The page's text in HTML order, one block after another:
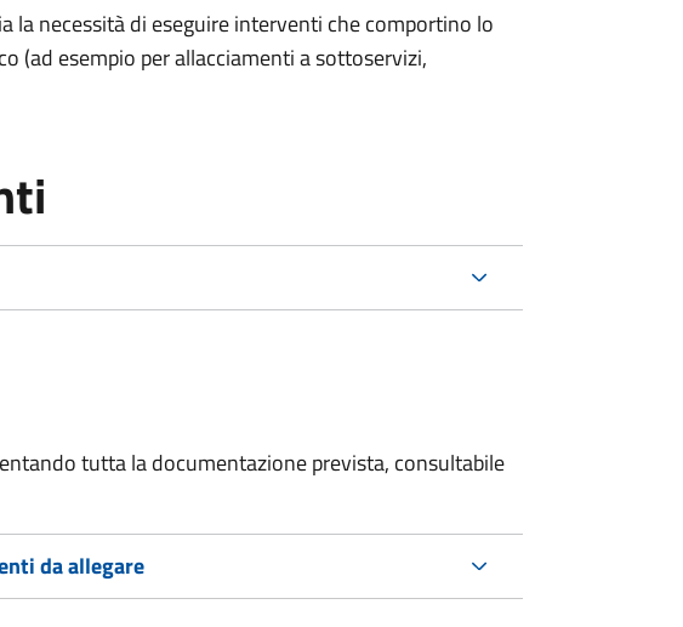
la necessità di eseguire interventi che comportino lo
(ad esempio per allacciamenti a sottoservizi,
tutta la documentazione prevista, consultabile
da allegare